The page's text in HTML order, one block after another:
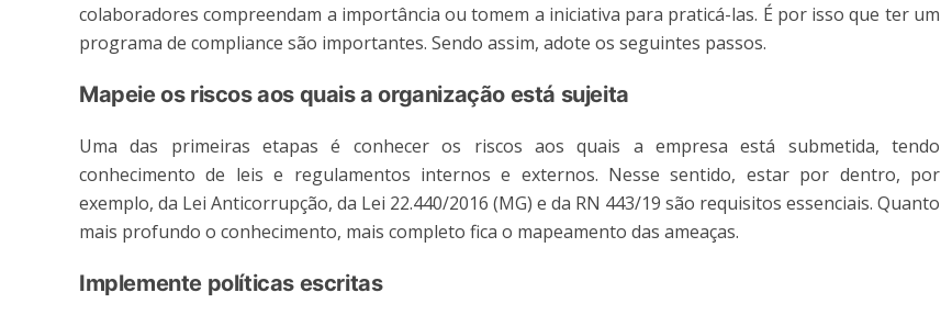
colaboradores compreendam a importância ou tomem a iniciativa para praticá-las. É por isso que ter um
programa de compliance são importantes. Sendo assim, adote os seguintes passos.
Mapeie os riscos aos quais a organização está sujeita
Uma das primeiras etapas é conhecer os riscos aos quais a empresa está submetida, tendo
conhecimento de leis e regulamentos internos e externos. Nesse sentido, estar por dentro, por
exemplo, da Lei Anticorrupção, da Lei 22.440/2016 (MG) e da RN 443/19 são requisitos essenciais. Quanto
mais profundo o conhecimento, mais completo fica o mapeamento das ameaças.
Implemente políticas escritas